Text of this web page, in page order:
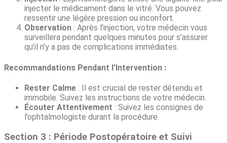
injecter le médicament dans le vitré. Vous pouvez
ressentir une légère pression ou inconfort.
Observation : Après l’injection, votre médecin vous
surveillera pendant quelques minutes pour s’assurer
qu’il n’y a pas de complications immédiates.
Recommandations Pendant l’Intervention :
Rester Calme : Il est crucial de rester détendu et
immobile. Suivez les instructions de votre médecin.
Écouter Attentivement : Suivez les consignes de
l’ophtalmologiste durant la procédure.
Section 3 : Période Postopératoire et Suivi